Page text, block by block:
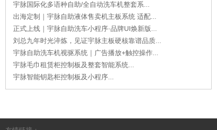
宇脉国际化多语种自助/全自动洗车机整套系...
出海定制｜宇脉自助液体售卖机主板系统 适配...
正式上线｜宇脉自助洗车小程序·品牌UI焕新版...
刘总九年时光淬炼，见证宇脉主板硬核靠谱品质...
宇脉自助洗车机视驱系统｜广告播放+触控操作...
宇脉毛巾租赁柜控制板及整套智能系统...
宇脉智能钥匙柜控制板及小程序...